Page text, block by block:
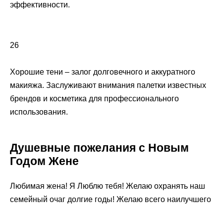
эффективности.
26
Хорошие тени – залог долговечного и аккуратного
макияжа. Заслуживают внимания палетки известных
брендов и косметика для профессионального
использования.
Душевные пожелания с Новым
Годом Жене
Любимая жена! Я Люблю тебя! Желаю охранять наш
семейный очаг долгие годы! Желаю всего наилучшего